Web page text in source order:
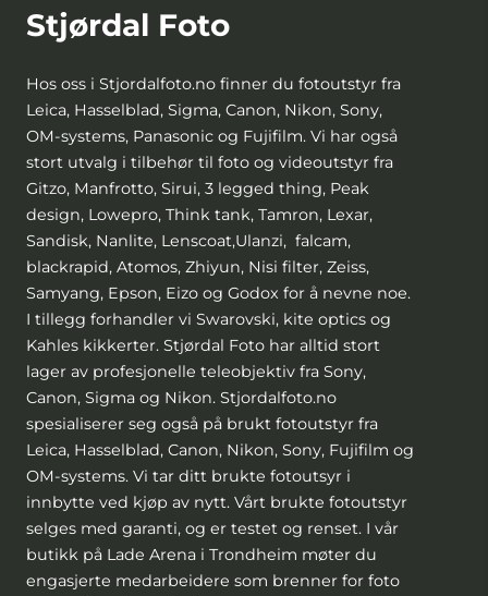
Stjørdal Foto
Hos oss i Stjordalfoto.no finner du fotoutstyr fra
Leica, Hasselblad, Sigma, Canon, Nikon, Sony,
OM-systems, Panasonic og Fujifilm. Vi har også
stort utvalg i tilbehør til foto og videoutstyr fra
Gitzo, Manfrotto, Sirui, 3 legged thing, Peak
design, Lowepro, Think tank, Tamron, Lexar,
Sandisk, Nanlite, Lenscoat,Ulanzi, falcam,
blackrapid, Atomos, Zhiyun, Nisi filter, Zeiss,
Samyang, Epson, Eizo og Godox for å nevne noe.
I tillegg forhandler vi Swarovski, kite optics og
Kahles kikkerter. Stjørdal Foto har alltid stort
lager av profesjonelle teleobjektiv fra Sony,
Canon, Sigma og Nikon. Stjordalfoto.no
spesialiserer seg også på brukt fotoutstyr fra
Leica, Hasselblad, Canon, Nikon, Sony, Fujifilm og
OM-systems. Vi tar ditt brukte fotoutsyr i
innbytte ved kjøp av nytt. Vårt brukte fotoutstyr
selges med garanti, og er testet og renset. I vår
butikk på Lade Arena i Trondheim møter du
engasjerte medarbeidere som brenner for foto